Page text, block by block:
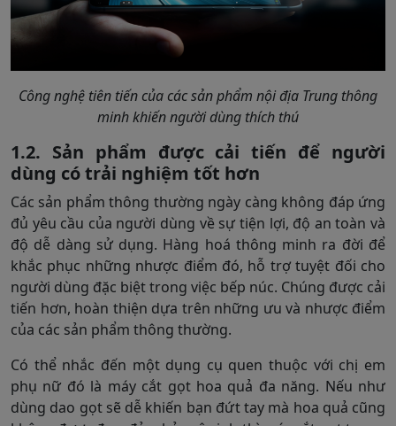
Công nghệ tiên tiến của các sản phẩm nội địa Trung thông
minh khiến người dùng thích thú
1.2. Sản phẩm được cải tiến để người
dùng có trải nghiệm tốt hơn
Các sản phẩm thông thường ngày càng không đáp ứng
đủ yêu cầu của người dùng về sự tiện lợi, độ an toàn và
độ dễ dàng sử dụng. Hàng hoá thông minh ra đời để
khắc phục những nhược điểm đó, hỗ trợ tuyệt đối cho
người dùng đặc biệt trong việc bếp núc. Chúng được cải
tiến hơn, hoàn thiện dựa trên những ưu và nhược điểm
của các sản phẩm thông thường.
Có thể nhắc đến một dụng cụ quen thuộc với chị em
phụ nữ đó là máy cắt gọt hoa quả đa năng. Nếu như
dùng dao gọt sẽ dễ khiến bạn đứt tay mà hoa quả cũng